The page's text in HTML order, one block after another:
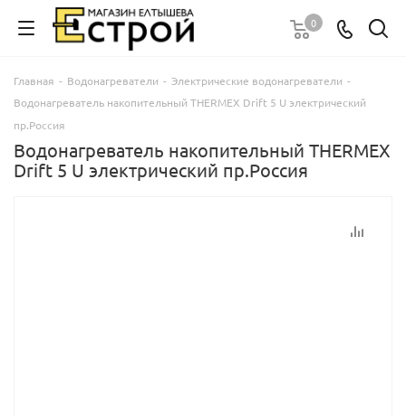
0
Главная - Водонагреватели - Электрические водонагреватели -
Водонагреватель накопительный THERMEX Drift 5 U электрический
пр.Россия
Водонагреватель накопительный THERMEX
Drift 5 U электрический пр.Россия